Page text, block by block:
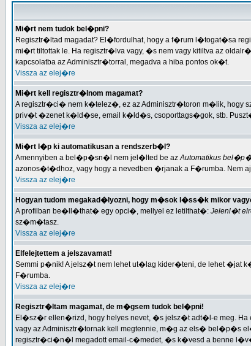
Mi�rt nem tudok bel�pni?
Regisztr�ltad magadat? El�fordulhat, hogy a f�rum l�togat�sa
mi�rt tiltottak le. Ha regisztr�lva vagy, �s nem vagy kitiltva az
kapcsolatba az Adminisztr�torral, megadva a hiba pontos ok�t.
Vissza az elej�re
Mi�rt kell regisztr�lnom magamat?
A regisztr�ci� nem k�telez�, ez az Adminisztr�toron m�lik,
priv�t �zenet k�ld�se, email k�ld�s, csoporttags�gok, stb.
Vissza az elej�re
Mi�rt l�p ki automatikusan a rendszerb�l?
Amennyiben a bel�p�sn�l nem jel�lted be azAutomatikus
azonos�t�dhoz, vagy hogy a nevedben �rjanak a F�rumba. Nem
Vissza az elej�re
Hogyan tudom megakad�lyozni, hogy m�sok l�ss�k mikor
A profilban be�ll�that� egy opci�, mellyel ez letilthat�: Jelenl�t
sz�m�tasz.
Vissza az elej�re
Elfelejtettem a jelszavamat!
Semmi p�nik! A jelsz�t nem lehet ut�lag kider�teni, de lehet �jat
F�rumba.
Vissza az elej�re
Regisztr�ltam magamat, de m�gsem tudok bel�pni!
El�sz�r ellen�rizd, hogy helyes nevet, �s jelsz�t adt�l-e meg. Ha
vagy az Adminisztr�tornak kell megtennie, m�g az els� bel�p�s
regisztr�ci�n�l megadott email-c�medet, �s k�vesd a benne